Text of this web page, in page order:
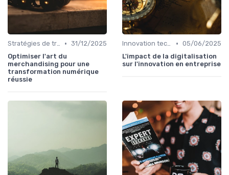
Stratégies de transformation • 31/12/2025
Optimiser l'art du
merchandising pour une
transformation numérique
réussie
Innovation technologique • 05/06/2025
L'impact de la digitalisation
sur l'innovation en entreprise